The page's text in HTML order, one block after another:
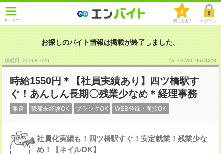
メニュー
0
気になる！ ログイン
お探しのバイト情報は掲載が終了しました。
掲載日 :2026/07/26 No.TSW26-0518423
時給1550円＊【社員実績あり】四ツ橋駅す
ぐ！あんしん長期〇残業少なめ＊経理事務
派遣 職種未経験OK ブランクOK WEB登録・面接OK
社員化実績も！四ツ橋駅すぐ！安定就業！残業少な
め！【ネイルOK】